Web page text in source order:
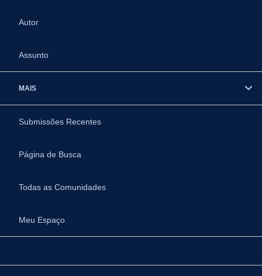
Autor
Assunto
MAIS
Submissões Recentes
Página de Busca
Todas as Comunidades
Meu Espaço